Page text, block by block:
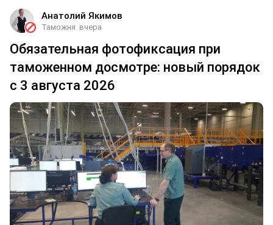
Анатолий Якимов
Таможня вчера
Обязательная фотофиксация при
таможенном досмотре: новый порядок
с 3 августа 2026